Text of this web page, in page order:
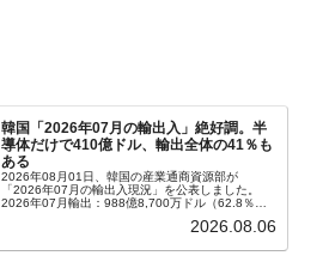
韓国「2026年07月の輸出入」絶好調。半
導体だけで410億ドル、輸出全体の41％も
ある
2026年08月01日、韓国の産業通商資源部が
「2026年07月の輸出入現況」を公表しました。
2026年07月輸出：988億8,700万ドル（62.8％）
2026.08.06